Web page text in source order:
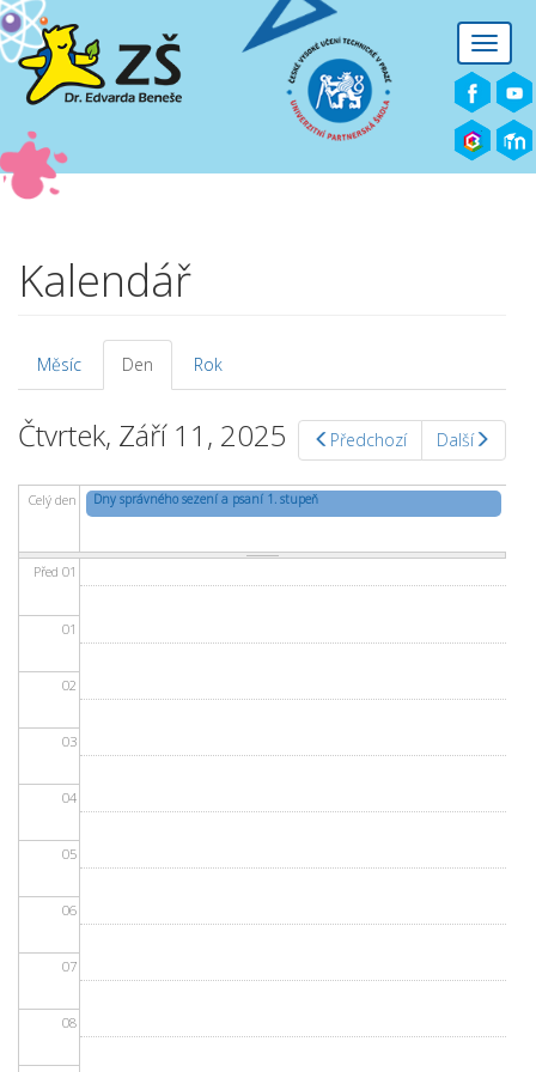
Přejít k hlavnímu obsahu
Toggle
Kalendář
Hlavní záložky
Měsíc Den (aktivní
záložka)
Rok
Předchozí Další
Čtvrtek, Září 11, 2025
Celý den Dny správného sezení a psaní 1. stupeň
Před 01
01
02
03
04
05
06
07
08